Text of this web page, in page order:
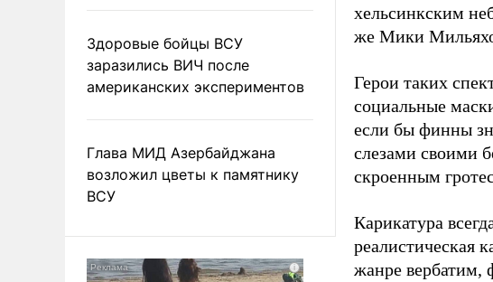
Здоровые бойцы ВСУ
заразились ВИЧ после
американских экспериментов
Глава МИД Азербайджана
возложил цветы к памятнику
ВСУ
хельсинкским
же Мики
Герои таких
социальные
если бы финны
слезами своими
скроенным
Карикатура
реалистическая
жанре вербатим,